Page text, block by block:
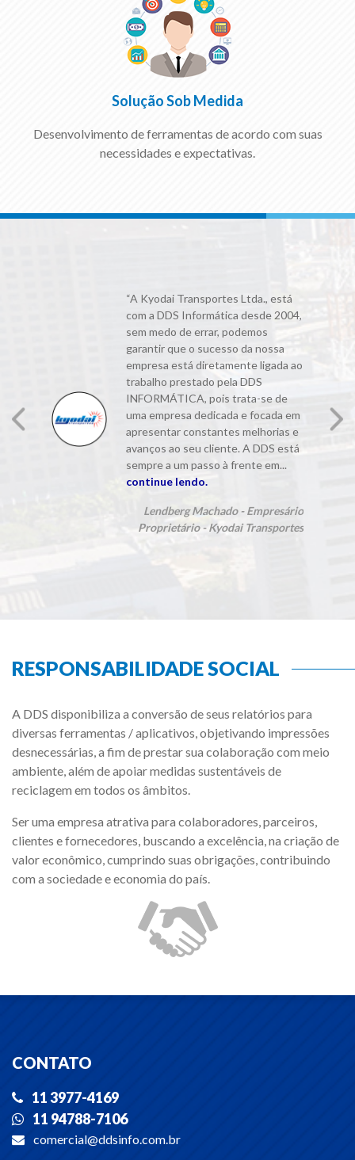
Solução Sob Medida
Desenvolvimento de ferramentas de acordo com suas
necessidades e expectativas.
“A Kyodai Transportes Ltda., está
com a DDS Informática desde 2004,
sem medo de errar, podemos
garantir que o sucesso da nossa
empresa está diretamente ligada ao
trabalho prestado pela DDS
INFORMÁTICA, pois trata-se de
uma empresa dedicada e focada em
apresentar constantes melhorias e
avanços ao seu cliente. A DDS está
sempre a um passo à frente em...
continue lendo.
Lendberg Machado - Empresário
Proprietário - Kyodai Transportes
RESPONSABILIDADE SOCIAL
A DDS disponibiliza a conversão de seus relatórios para
diversas ferramentas / aplicativos, objetivando impressões
desnecessárias, a fim de prestar sua colaboração com meio
ambiente, além de apoiar medidas sustentáveis de
reciclagem em todos os âmbitos.
Ser uma empresa atrativa para colaboradores, parceiros,
clientes e fornecedores, buscando a excelência, na criação de
valor econômico, cumprindo suas obrigações, contribuindo
com a sociedade e economia do país.
CONTATO
11 3977-4169
11 94788-7106
comercial@ddsinfo.com.br